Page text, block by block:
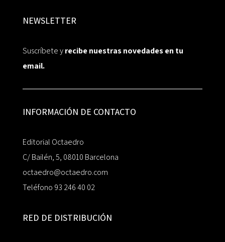
NEWSLETTER
Suscríbete yrecibe nuestras novedades en tu
email.
INFORMACIÓN DE CONTACTO
Editorial Octaedro
C/ Bailén, 5, 08010 Barcelona
octaedro@octaedro.com
Teléfono 93 246 40 02
RED DE DISTRIBUCIÓN